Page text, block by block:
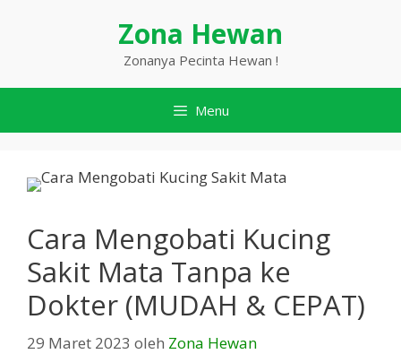
Zona Hewan
Zonanya Pecinta Hewan !
Menu
Cara Mengobati Kucing
Sakit Mata Tanpa ke
Dokter (MUDAH & CEPAT)
29 Maret 2023 oleh Zona Hewan